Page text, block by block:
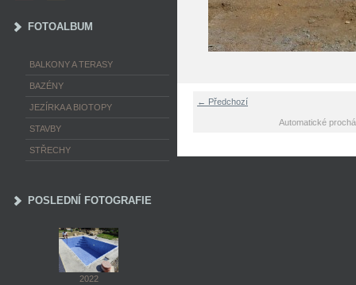
← Předchozí
Automatické
FOTOALBUM
BALKONY A TERASY
BAZÉNY
JEZÍRKA A BIOTOPY
STAVBY
STŘECHY
POSLEDNÍ FOTOGRAFIE
2022